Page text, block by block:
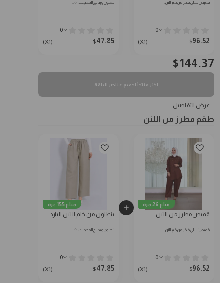
قميص نسائي فاخر من خام اللنن…
0
96.52
$
(X1)
بنطلون وايد ليج للمحجبات: ♢…
0
47.85
$
(X1)
144.37
$
اختر منتجاً لجميع عناصر الباقة
عرض التفاصيل
طقم مطرز من اللنن
مباع 26 مرة
قميص مطرز من اللنن
قميص نسائي فاخر من خام اللنن…
0
96.52
$
(X1)
مباع 155 مرة
بنطلون من خام اللنن البارد
بنطلون وايد ليج للمحجبات: ♢…
0
47.85
$
(X1)